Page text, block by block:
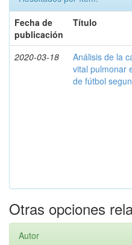
Fecha de
publicación
Título
2020-03-18
Análisis de la
vital pulmonar
de fútbol
Otras opciones
Autor